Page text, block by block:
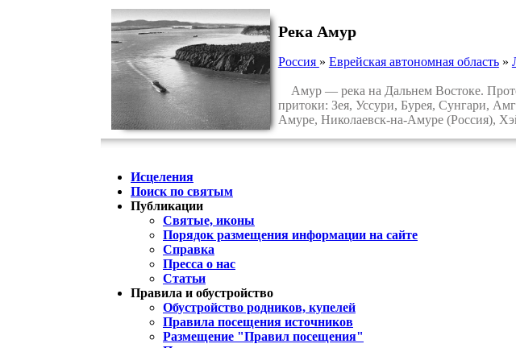
Река Амур
Россия » Еврейская автономная область»
Амур — река на Дальнем Востоке.
притоки: Зея, Уссури, Бурея, Сунгари,
Амуре, Николаевск-на-Амуре (Россия),
Исцеления
Поиск по святым
Публикации
Святые, иконы
Порядок размещения информации на сайте
Справка
Пресса о нас
Статьи
Правила и обустройство
Обустройство родников, купелей
Правила посещения источников
Размещение "Правил посещения"